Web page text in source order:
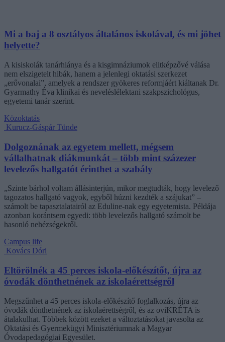
Mi a baj a 8 osztályos általános iskolával, és mi jöhet
helyette?
A kisiskolák tanárhiánya és a kisgimnáziumok elitképzővé válása
nem elszigetelt hibák, hanem a jelenlegi oktatási szerkezet
„erővonalai”, amelyek a rendszer gyökeres reformjáért kiáltanak Dr.
Gyarmathy Éva klinikai és neveléslélektani szakpszichológus,
egyetemi tanár szerint.
Közoktatás
Kurucz-Gáspár Tünde
Dolgoznának az egyetem mellett, mégsem
vállalhatnak diákmunkát – több mint százezer
levelezős hallgatót érinthet a szabály
„Szinte bárhol voltam állásinterjún, mikor megtudták, hogy levelező
tagozatos hallgató vagyok, egyből húzni kezdték a szájukat” –
számolt be tapasztalatairól az Eduline-nak egy egyetemista. Példája
azonban korántsem egyedi: több levelezős hallgató számolt be
hasonló nehézségekről.
Campus life
Kovács Dóri
Eltörölnék a 45 perces iskola-előkészítőt, újra az
óvodák dönthetnének az iskolaérettségről
Megszűnhet a 45 perces iskola-előkészítő foglalkozás, újra az
óvodák dönthetnének az iskolaérettségről, és az oviKRÉTA is
átalakulhat. Többek között ezeket a változtatásokat javasolta az
Oktatási és Gyermekügyi Minisztériumnak a Magyar
Óvodapedagógiai Egyesület.